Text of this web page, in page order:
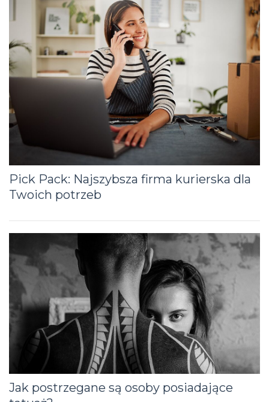
Pick Pack: Najszybsza firma kurierska dla
Twoich potrzeb
Jak postrzegane są osoby posiadające